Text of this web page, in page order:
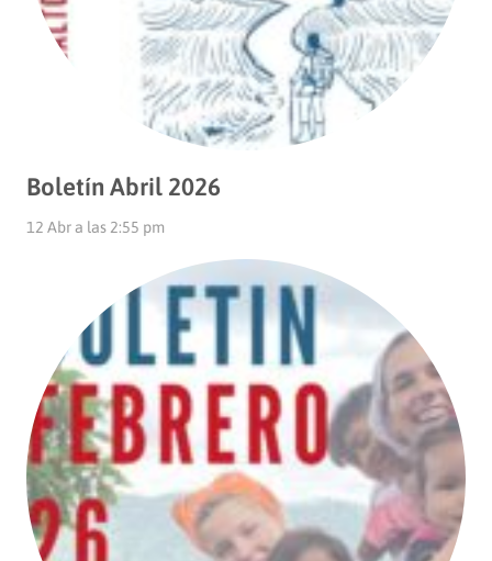
Boletín Abril 2026
12 Abr a las 2:55 pm